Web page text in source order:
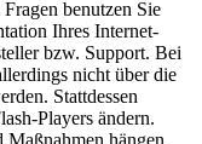
benutzen Sie
Ihres Internet-
bzw. Support. Bei
nicht über die
Stattdessen
Players ändern.
hängen